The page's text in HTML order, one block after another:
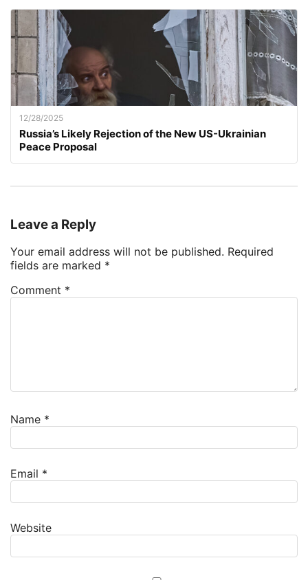
12/28/2025
Russia’s Likely Rejection of the New US-Ukrainian
Peace Proposal
Leave a Reply
Your email address will not be published. Required
fields are marked *
Comment *
Name *
Email *
Website